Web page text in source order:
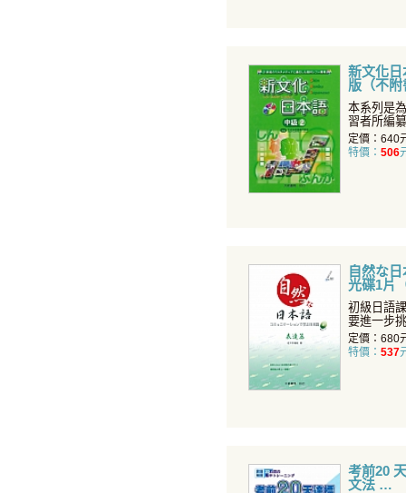
新文化日
版（不
本系列是
習者所編
有聲CD更
定價：640
特價： 506
自然な
光碟1片
初級日語
要進一步
覺得自己
定價：680
特價： 537
考前20
文法